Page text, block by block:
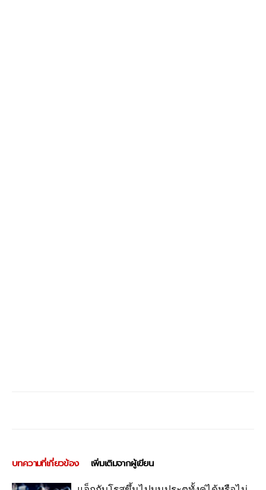
บทความที่เกี่ยวข้อง เพิ่มเติมจากผู้เขียน